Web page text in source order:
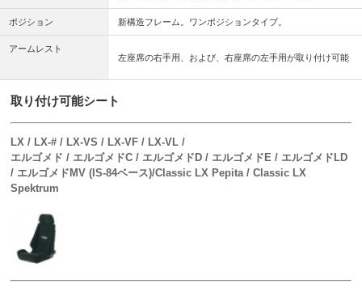
ポジション 新構造フレーム。ワンポジションタイプ。
アームレスト
左座席の右手用、および、右座席の左手用が取り付け可能
取り付け可能シート
LX / LX-# / LX-VS / LX-VF / LX-VL /
エルゴメド / エルゴメドC / エルゴメドD / エルゴメドE / エルゴメドLD
/ エルゴメドMV (IS-84ベース)/Classic LX Pepita / Classic LX
Spektrum